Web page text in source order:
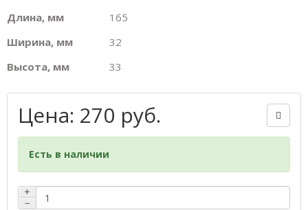
Длина, мм
165
Ширина, мм
32
Высота, мм
33
Цена: 270 руб.
Есть в наличии
+
−